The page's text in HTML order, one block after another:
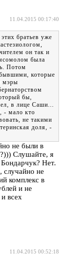
11.04.2015 00:17:40
братьев уже
он так и
была
Потом
которые
мэры
бы,
в лице Саши...
- мало кто
не такими
доля, -
не были в
Слушайте, я
Нет.
не
комплекс в
и не
всех
11.04.2015 00:52:18